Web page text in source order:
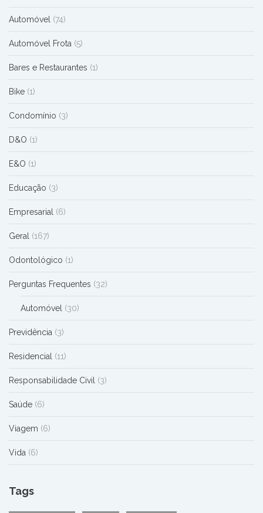
Automóvel (74)
Automóvel Frota (5)
Bares e Restaurantes (1)
Bike (1)
Condomínio (3)
D&O (1)
E&O (1)
Educação (3)
Empresarial (6)
Geral (167)
Odontológico (1)
Perguntas Frequentes (32)
Automóvel (30)
Previdência (3)
Residencial (11)
Responsabilidade Civil (3)
Saúde (6)
Viagem (6)
Vida (6)
Tags